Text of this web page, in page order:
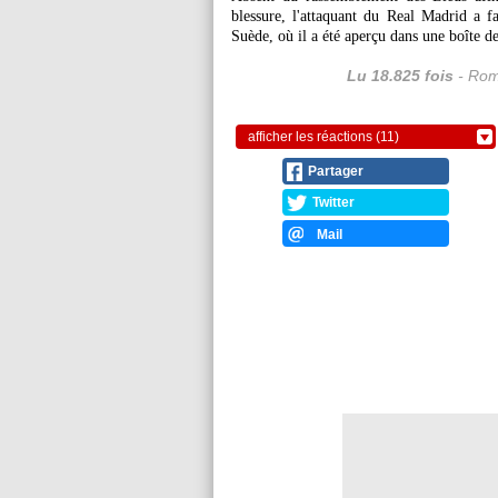
blessure, l'attaquant du Real Madrid a
Suède, où il a été aperçu dans une boîte
Lu 18.825 fois -
afficher les réactions (11)
Partager
Twitter
Mail